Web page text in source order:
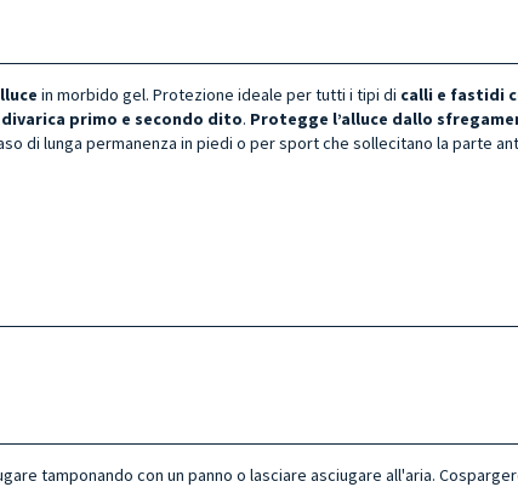
in morbido gel. Protezione ideale per tutti i tipi di calli e fastidi
divarica primo e secondo dito. Protegge l’alluce dallo
di lunga permanenza in piedi o per sport che sollecitano la parte
tamponando con un panno o lasciare asciugare all'aria.